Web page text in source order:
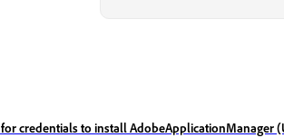
credentials to install AdobeApplicationManager